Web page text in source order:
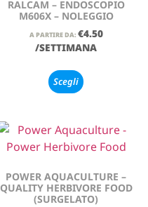
RALCAM – ENDOSCOPIO
M606X – NOLEGGIO
A PARTIRE DA: €4.50
/SETTIMANA
Scegli
POWER AQUACULTURE –
QUALITY HERBIVORE FOOD
(SURGELATO)